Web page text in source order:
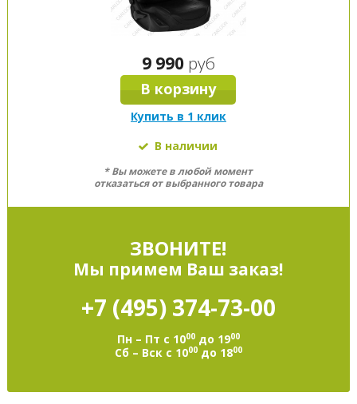
9 990 руб
В корзину
Купить в 1 клик
В наличии
* Вы можете в любой момент
отказаться от выбранного товара
ЗВОНИТЕ!
Мы примем Ваш заказ!
+7 (495) 374-73-00
Пн – Пт с 1000до 1900
Сб – Вск с 1000до 1800